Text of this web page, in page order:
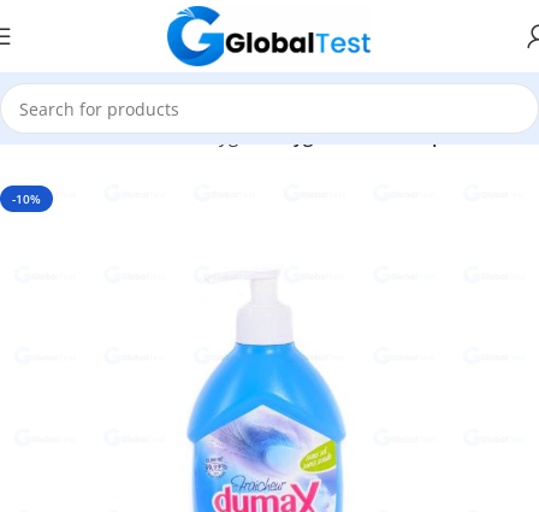
Accueil Désinfection et Hygiène Hygiène domestique
-10%